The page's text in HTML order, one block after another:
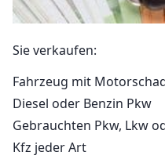
Sie verkaufen:
Fahrzeug mit
Diesel oder Benzin Pkw
Gebrauchten Pkw, Lkw
Kfz jeder Art